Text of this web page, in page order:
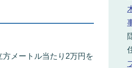
メートル当たり2万円を